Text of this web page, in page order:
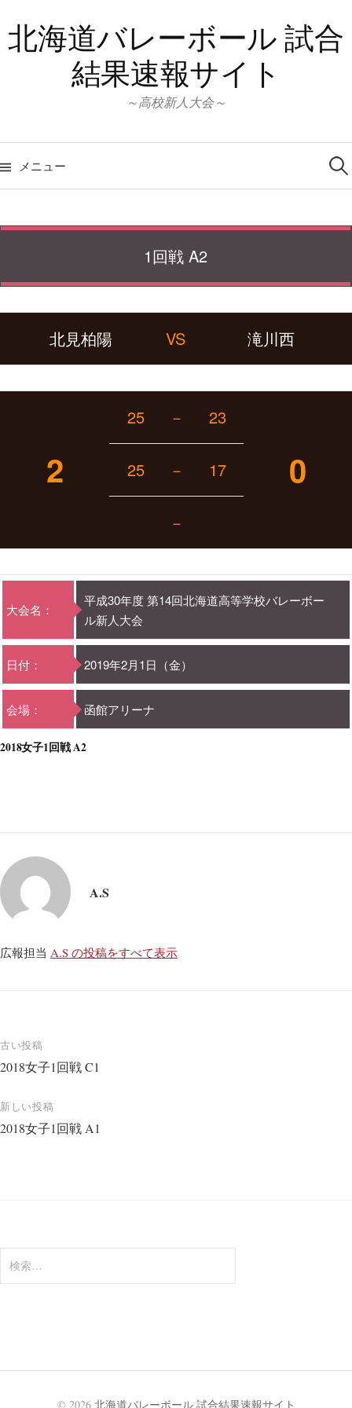
ン
テ北海道バレーボール 試合
結果速報サイト
～高校新人大会～
メニュー
検
索:
1回戦 A2
北見柏陽 VS 滝川西
2
25 － 23
0
25 － 17
－
大会名：
平成30年度 第14回北海道高等学校バレーボー
ル新人大会
日付： 2019年2月1日（金）
会場： 函館アリーナ
2018女子1回戦 A2
A.S
広報担当 A.S の投稿をすべて表示
投
稿
ナ
ビ
古い投稿
2018女子1回戦 C1
新しい投稿
2018女子1回戦 A1
索:
© 2026 北海道バレーボール 試合結果速報サイト